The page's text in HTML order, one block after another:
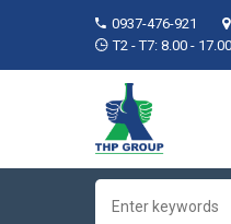
0937-476-921
T2 - T7: 8.00 -